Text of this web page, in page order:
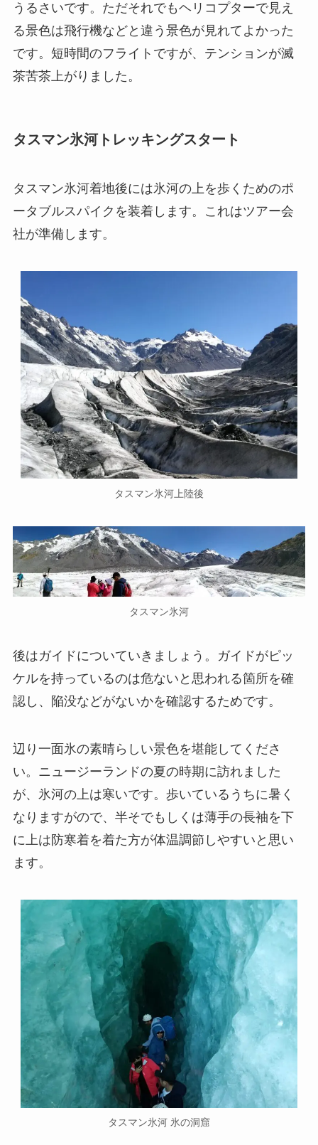
うるさいです。ただそれでもヘリコプターで見え
る景色は飛行機などと違う景色が見れてよかった
です。短時間のフライトですが、テンションが滅
茶苦茶上がりました。
タスマン氷河トレッキングスタート
タスマン氷河着地後には氷河の上を歩くためのポ
ータブルスパイクを装着します。これはツアー会
社が準備します。
タスマン氷河上陸後
タスマン氷河
後はガイドについていきましょう。ガイドがピッ
ケルを持っているのは危ないと思われる箇所を確
認し、陥没などがないかを確認するためです。
辺り一面氷の素晴らしい景色を堪能してくださ
い。ニュージーランドの夏の時期に訪れました
が、氷河の上は寒いです。歩いているうちに暑く
なりますがので、半そでもしくは薄手の長袖を下
に上は防寒着を着た方が体温調節しやすいと思い
ます。
タスマン氷河 氷の洞窟